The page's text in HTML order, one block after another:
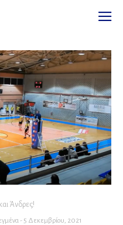
Άνδρες!
- 5 Δεκεμβρίου, 2021